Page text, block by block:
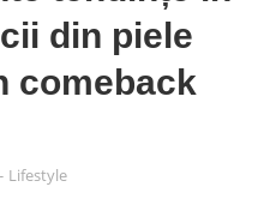
din piele
comeback
Lifestyle